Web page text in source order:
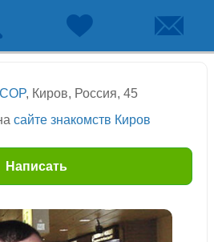
, Киров, Россия, 45
сайте знакомств Киров
Написать